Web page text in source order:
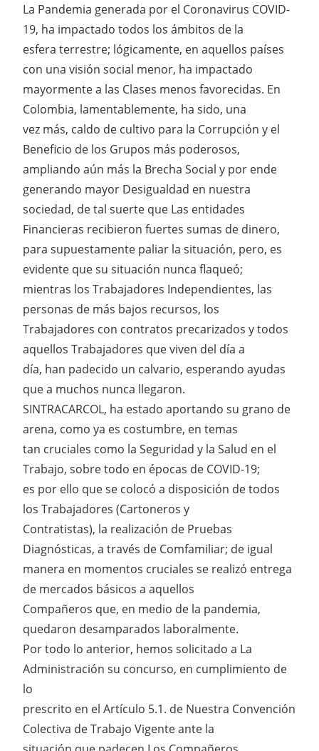
La Pandemia generada por el Coronavirus COVID-
19, ha impactado todos los ámbitos de la
esfera terrestre; lógicamente, en aquellos países
con una visión social menor, ha impactado
mayormente a las Clases menos favorecidas. En
Colombia, lamentablemente, ha sido, una
vez más, caldo de cultivo para la Corrupción y el
Beneficio de los Grupos más poderosos,
ampliando aún más la Brecha Social y por ende
generando mayor Desigualdad en nuestra
sociedad, de tal suerte que Las entidades
Financieras recibieron fuertes sumas de dinero,
para supuestamente paliar la situación, pero, es
evidente que su situación nunca flaqueó;
mientras los Trabajadores Independientes, las
personas de más bajos recursos, los
Trabajadores con contratos precarizados y todos
aquellos Trabajadores que viven del día a
día, han padecido un calvario, esperando ayudas
que a muchos nunca llegaron.
SINTRACARCOL, ha estado aportando su grano de
arena, como ya es costumbre, en temas
tan cruciales como la Seguridad y la Salud en el
Trabajo, sobre todo en épocas de COVID-19;
es por ello que se colocó a disposición de todos
los Trabajadores (Cartoneros y
Contratistas), la realización de Pruebas
Diagnósticas, a través de Comfamiliar; de igual
manera en momentos cruciales se realizó entrega
de mercados básicos a aquellos
Compañeros que, en medio de la pandemia,
quedaron desamparados laboralmente.
Por todo lo anterior, hemos solicitado a La
Administración su concurso, en cumplimiento de
lo
prescrito en el Artículo 5.1. de Nuestra Convención
Colectiva de Trabajo Vigente ante la